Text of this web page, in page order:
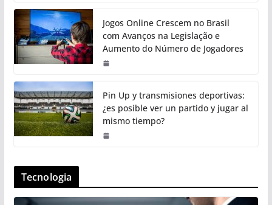
Jogos Online Crescem no Brasil
com Avanços na Legislação e
Aumento do Número de Jogadores
Pin Up y transmisiones deportivas:
¿es posible ver un partido y jugar al
mismo tiempo?
Tecnologia